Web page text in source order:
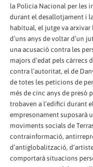
la Policia Nacional per les
durant el desallotjament i
habitual, el jutge va arxivar
d’uns anys de voltar d’un
una acusació contra les
majors d’edat pels càrrecs
contra l’autoritat, el de
de totes les peticions de
més de cinc anys de presó
trobaven a l’edifici durant
empresonament suposarà
moviments socials de
contrainformació,
d’antiglobalització,
comportarà situacions